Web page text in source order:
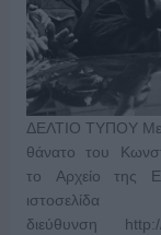
ΔΕΛΤΙΟ ΤΥΠΟΥ Με
θάνατο του
το Αρχείο της
διεύθυνση http://